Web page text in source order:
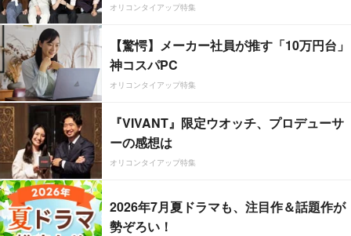
オリコンタイアップ特集
【驚愕】メーカー社員が推す「10万円台」
神コスパPC
オリコンタイアップ特集
『VIVANT』限定ウオッチ、プロデューサ
ーの感想は
オリコンタイアップ特集
2026年7月夏ドラマも、注目作＆話題作が
勢ぞろい！